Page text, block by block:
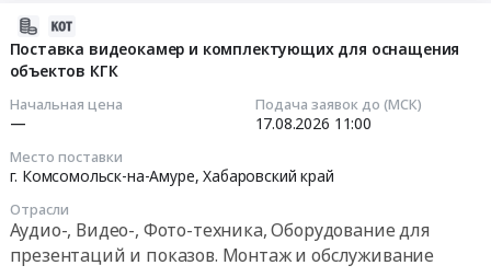
Поставка видеокамер и комплектующих для оснащения
объектов КГК
Начальная цена
—
Подача заявок до (МСК)
17.08.2026 11:00
Место поставки
г. Комсомольск-на-Амуре,Хабаровский край
Отрасли
Аудио-, Видео-, Фото-техника, Оборудование для
презентаций и показов. Монтаж и обслуживание